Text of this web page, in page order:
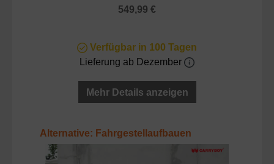
Regulärer Preis:
549,99 €
Verfügbar in 100 Tagen
Lieferung ab Dezember
Mehr Details anzeigen
Produktgalerie überspringen
Alternative: Fahrgestellaufbauen